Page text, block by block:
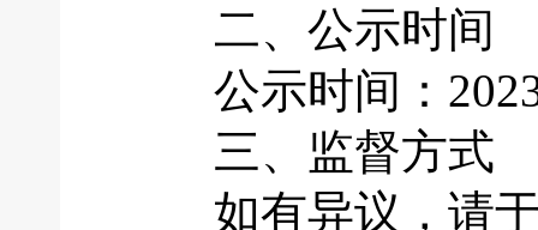
二、公示时间
公示时间：2023
三、监督方式
如有异议，请于